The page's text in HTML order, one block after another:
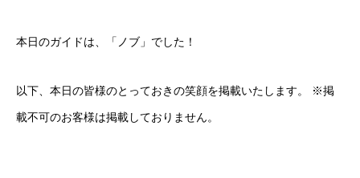
本日のガイドは、「ノブ」でした！
以下、本日の皆様のとっておきの笑顔を掲載いたします。 ※掲
載不可のお客様は掲載しておりません。